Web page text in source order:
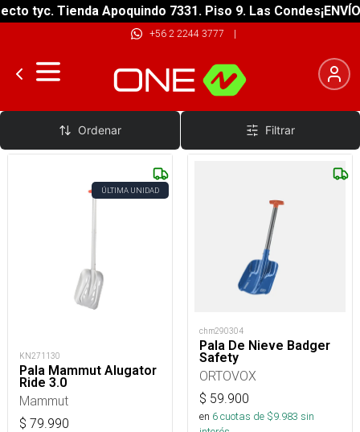
tyc. Tienda Apoquindo 7331. Piso 9. Las Condes
+56 2 2244 3777 |
Palas
Ordenar Filtrar
ÚLTIMA UNIDAD
KN271130
Pala Mammut Alugator
Ride 3.0
Mammut
$ 79.990
chm290304
Pala De Nieve Badger
Safety
ORTOVOX
$ 59.900
en 6cuotas de $9.983 sin